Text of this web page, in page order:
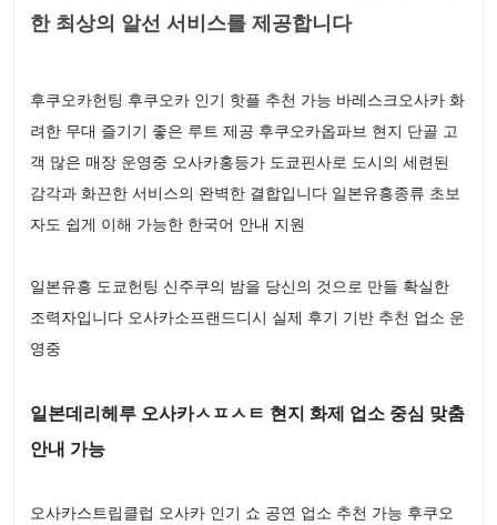
한 최상의 알선 서비스를 제공합니다
후쿠오카헌팅 후쿠오카 인기 핫플 추천 가능 바레스크오사카 화
려한 무대 즐기기 좋은 루트 제공 후쿠오카옵파브 현지 단골 고
객 많은 매장 운영중 오사카홍등가 도쿄핀사로 도시의 세련된
감각과 화끈한 서비스의 완벽한 결합입니다 일본유흥종류 초보
자도 쉽게 이해 가능한 한국어 안내 지원
일본유흥 도쿄헌팅 신주쿠의 밤을 당신의 것으로 만들 확실한
조력자입니다 오사카소프랜드디시 실제 후기 기반 추천 업소 운
영중
일본데리헤루 오사카ㅅㅍㅅㅌ 현지 화제 업소 중심 맞춤
안내 가능
오사카스트립클럽 오사카 인기 쇼 공연 업소 추천 가능 후쿠오